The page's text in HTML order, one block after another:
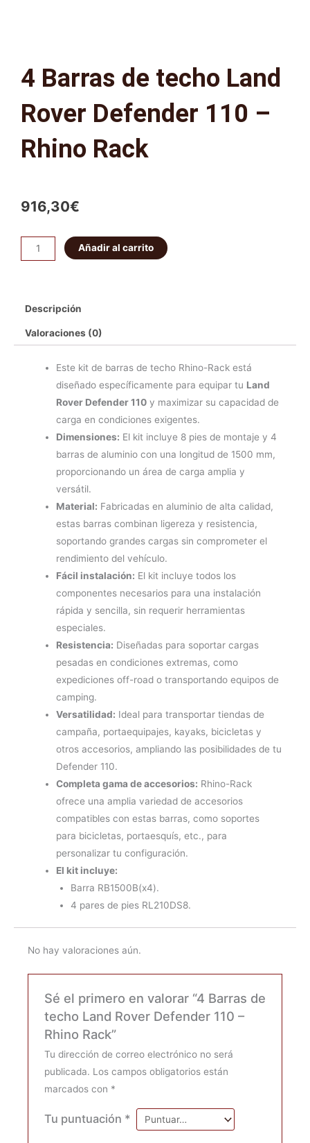
4 Barras de techo Land
Rover Defender 110 –
Rhino Rack
916,30€
Barras
Land
Rover
Defender
cantidad
Añadir al carrito
Descripción
Valoraciones (0)
Este kit de barras de techo Rhino-Rack está
diseñado específicamente para equipar tu Land
Rover Defender 110 y maximizar su capacidad de
carga en condiciones exigentes.
Dimensiones: El kit incluye 8 pies de montaje y 4
barras de aluminio con una longitud de 1500 mm,
proporcionando un área de carga amplia y
versátil.
Material: Fabricadas en aluminio de alta calidad,
estas barras combinan ligereza y resistencia,
soportando grandes cargas sin comprometer el
rendimiento del vehículo.
Fácil instalación: El kit incluye todos los
componentes necesarios para una instalación
rápida y sencilla, sin requerir herramientas
especiales.
Resistencia: Diseñadas para soportar cargas
pesadas en condiciones extremas, como
expediciones off-road o transportando equipos de
camping.
Versatilidad: Ideal para transportar tiendas de
campaña, portaequipajes, kayaks, bicicletas y
otros accesorios, ampliando las posibilidades de tu
Defender 110.
Completa gama de accesorios: Rhino-Rack
ofrece una amplia variedad de accesorios
compatibles con estas barras, como soportes
para bicicletas, portaesquís, etc., para
personalizar tu configuración.
El kit incluye:
Barra RB1500B(x4).
4 pares de pies RL210DS8.
No hay valoraciones aún.
Sé el primero en valorar “4 Barras de
techo Land Rover Defender 110 –
Rhino Rack”
Tu dirección de correo electrónico no será
publicada. Los campos obligatorios están
marcados con *
Tu puntuación *